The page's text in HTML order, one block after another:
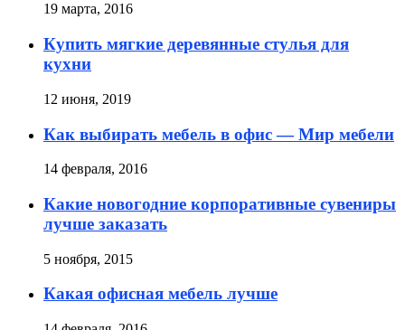
19 марта, 2016
Купить мягкие деревянные стулья для
кухни
12 июня, 2019
Как выбирать мебель в офис — Мир мебели
14 февраля, 2016
Какие новогодние корпоративные сувениры
лучше заказать
5 ноября, 2015
Какая офисная мебель лучше